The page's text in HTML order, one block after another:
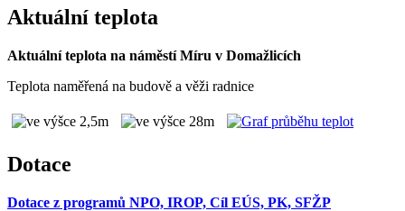
Aktuální teplota
Aktuální teplota na náměstí Míru v Domažlicích
Teplota naměřená na budově a věži radnice
Dotace
Dotace z programů NPO, IROP, Cíl EÚS, PK, SFŽP